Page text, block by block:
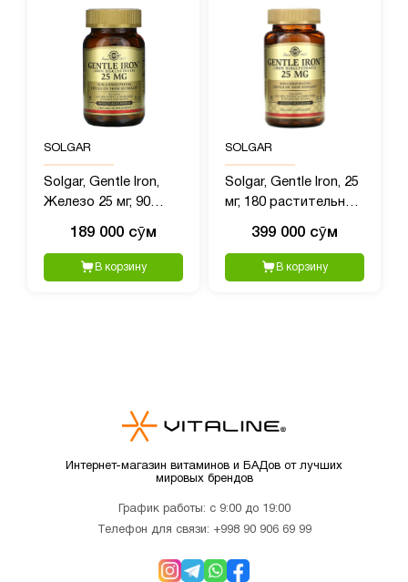
SOLGAR
Solgar, Gentle Iron,
Железо 25 мг, 90
189 000 сӯм
В корзину
SOLGAR
Solgar, Gentle Iron, 25
мг, 180 растительных
399 000 сӯм
В корзину
Интернет-магазин витаминов и БАДов от лучших
мировых брендов
График работы: с 9:00 до 19:00
Телефон для связи: +998 90 906 69 99